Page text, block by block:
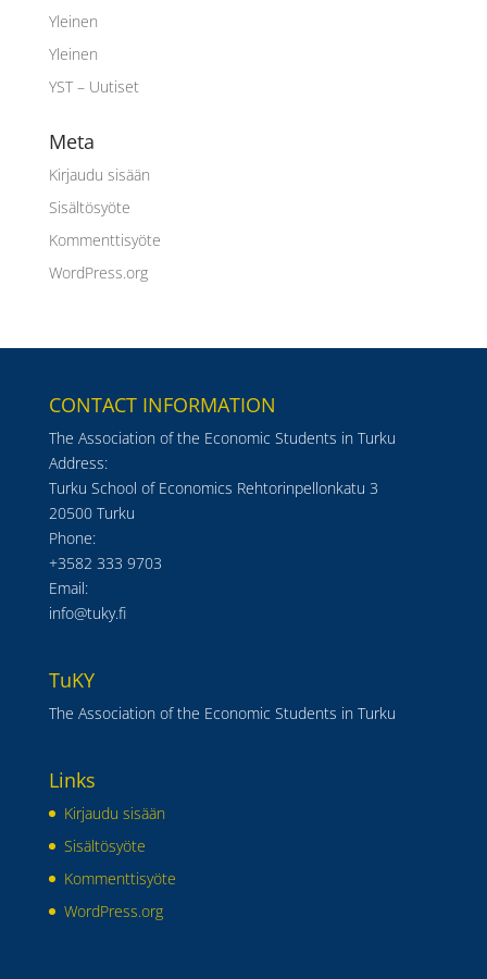
Yleinen
Yleinen
YST – Uutiset
Meta
Kirjaudu sisään
Sisältösyöte
Kommenttisyöte
WordPress.org
CONTACT INFORMATION
The Association of the Economic Students in Turku
Address:
Turku School of Economics Rehtorinpellonkatu 3
20500 Turku
Phone:
+3582 333 9703
Email:
info@tuky.fi
TuKY
The Association of the Economic Students in Turku
Links
Kirjaudu sisään
Sisältösyöte
Kommenttisyöte
WordPress.org